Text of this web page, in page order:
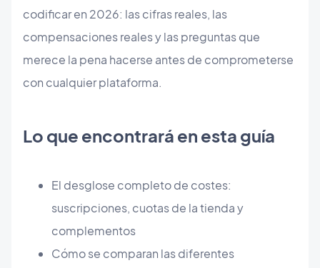
codificar en 2026: las cifras reales, las
compensaciones reales y las preguntas que
merece la pena hacerse antes de comprometerse
con cualquier plataforma.
Lo que encontrará en esta guía
El desglose completo de costes:
suscripciones, cuotas de la tienda y
complementos
Cómo se comparan las diferentes